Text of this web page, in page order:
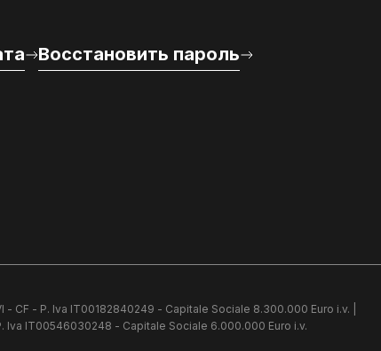
Восстановить пароль
- CF - P. Iva IT00182840249 - Capitale Sociale 8.300.000 Euro i.v. |
Iva IT00546030248 - Capitale Sociale 6.000.000 Euro i.v.